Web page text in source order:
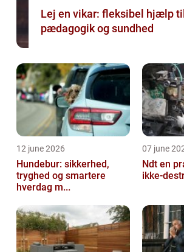
Lej en vikar: fleksibel hjælp til
pædagogik og sundhed
12 june 2026
Hundebur: sikkerhed,
tryghed og smartere
hverdag m...
07 june
Ndt en praktisk guide til
ikke-